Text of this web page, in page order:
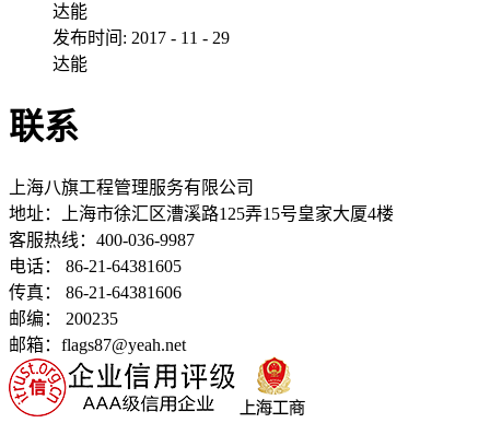
达能
发布时间: 2017 - 11 - 29
达能
联系
上海八旗工程管理服务有限公司
地址：
上海市徐汇区漕溪路125弄15号皇家大厦4楼
客服热线：400-036-9987
电话： 86-21-64381605
传真： 86-21-64381606
邮编： 200235
邮箱：flags87@yeah.net